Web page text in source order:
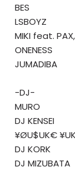
BES
LSBOYZ
MIKI feat.
ONENESS
JUMADIBA
-DJ-
MURO
DJ KENSEI
¥ØU$UK€
DJ KORK
DJ MIZUBATA